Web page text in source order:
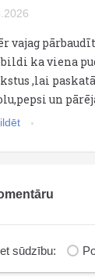
vajag
ka viena
,lai
un
sūdzību: